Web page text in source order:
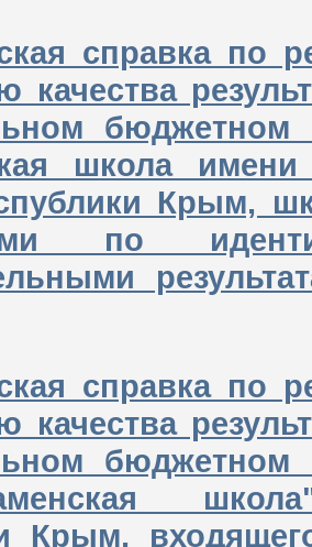
справка по
бюджетном
школа имени
Крым,
по
справка по
бюджетном
Крым,